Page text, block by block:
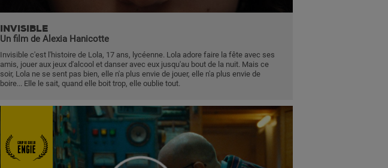
INVISIBLE
Un film de Alexia Hanicotte
Invisible c'est l'histoire de Lola, 17 ans, lycéenne. Lola adore faire la fête avec ses
amis, jouer aux jeux d'alcool et danser avec eux jusqu'au bout de la nuit. Mais ce
soir, Lola ne se sent pas bien, elle n'a plus envie de jouer, elle n'a plus envie de
boire... Elle le sait, quand elle boit trop, elle oublie tout.